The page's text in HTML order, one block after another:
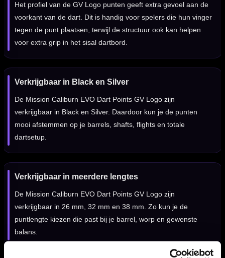
Het profiel van de GV Logo punten geeft extra gevoel aan de
voorkant van de dart. Dit is handig voor spelers die hun vinger
tegen de punt plaatsen, terwijl de structuur ook kan helpen
voor extra grip in het sisal dartbord.
Verkrijgbaar in Black en Silver
De Mission Caliburn EVO Dart Points GV Logo zijn
verkrijgbaar in Black en Silver. Daardoor kun je de punten
mooi afstemmen op je barrels, shafts, flights en totale
dartsetup.
Verkrijgbaar in meerdere lengtes
De Mission Caliburn EVO Dart Points GV Logo zijn
verkrijgbaar in 26 mm, 32 mm en 38 mm. Zo kun je de
puntlengte kiezen die past bij je barrel, worp en gewenste
balans.